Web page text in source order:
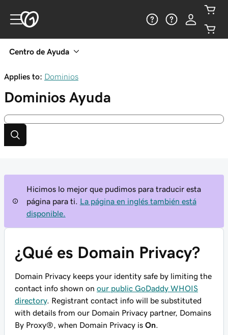
Centro de Ayuda
Applies to: Dominios
Dominios Ayuda
Hicimos lo mejor que pudimos para traducir esta
página para ti.
La página en inglés también está
disponible.
¿Qué es Domain Privacy?
Domain Privacy keeps your identity safe by limiting the
contact info shown on our public GoDaddy WHOIS
directory. Registrant contact info will be substituted
with details from our Domain Privacy partner, Domains
By Proxy®, when Domain Privacy is On